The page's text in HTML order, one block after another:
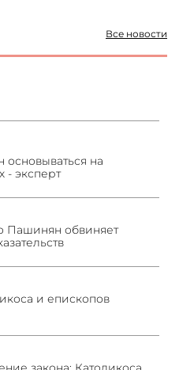
Все новости
на
- эксперт
Пашинян обвиняет
и епископов